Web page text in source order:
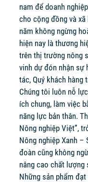
nam để doanh
cho cộng đồng và
năm không ngừng
hiện nay là thương
trên thị trường nông
vinh dự đón nhận sự
tác, Quý khách hàng
Chúng tôi luôn nỗ
ích chung, làm việc
năng lực bản thân.
Nông nghiệp Việt”,
Nông nghiệp Xanh –
đoàn cũng không
nâng cao chất lượng
Những sản phẩm